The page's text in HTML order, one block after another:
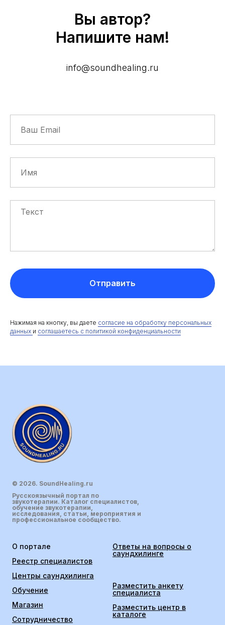
Вы автор?
Напишите нам!
info@soundhealing.ru
Отправить
Нажимая на кнопку, вы даете согласие на обработку персональных
данных и соглашаетесь c политикой конфиденциальности
© 2026. SoundHealing.ru
Русскоязычный портал по
звукотерапии. Каталог специалистов,
обучение звукотерапии,
исследования, статьи, мероприятия и
профессиональное сообщество.
О портале
Реестр специалистов
Центры саундхилинга
Обучение
Магазин
Сотрудничество
Ответы на вопросы о
саундхилинге
Разместить анкету
специалиста
Разместить центр в
каталоге